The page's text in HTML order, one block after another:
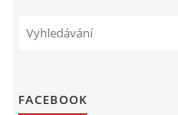
FACEBOOK